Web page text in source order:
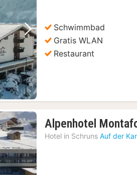
Nächstes Bild
Schwimmbad
Gratis WLAN
Restaurant
Alpenhotel
Hotel in Schruns Auf der